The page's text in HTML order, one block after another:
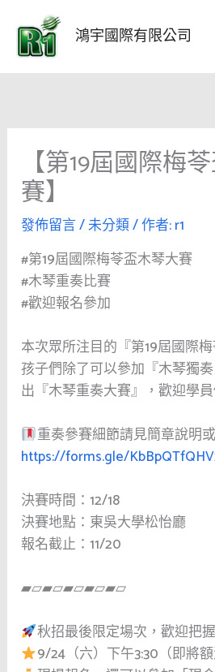
要
鴻宇國際有限公司
【第19屆國際梅
賽】
發佈留言/未分類/ 作者:r1
#第19屆國際梅苓盃木琴大賽
#木琴重奏比賽
#歡迎報名參加
本次眾所注目的『第19屆國際
孩子們除了可以參加『木琴獨
出『木琴重奏大賽』，歡迎學
重奏參賽細節請見簡章說明
https://forms.gle/
決賽時間：12/18
決賽地點：東吳大學松怡廳
報名截止：11/20
▰▱▰▱▰▱▰▱▰▱
秋招最後限定場次，歡迎把
9/24（六）下午3:30（即將額